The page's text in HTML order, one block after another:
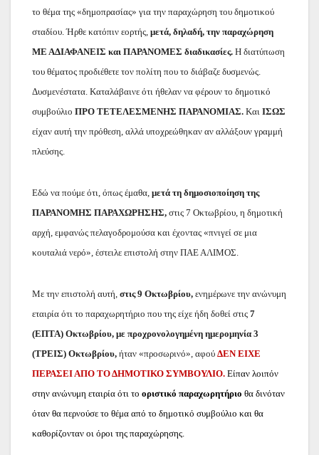
το θέμα της «δημοπρασίας» για την παραχώρηση του δημοτικού
σταδίου. Ήρθε κατόπιν εορτής, μετά, δηλαδή, την παραχώρηση
ΜΕ ΑΔΙΑΦΑΝΕΙΣ και ΠΑΡΑΝΟΜΕΣ διαδικασίες. Η διατύπωση
του θέματος προδιέθετε τον πολίτη που το διάβαζε δυσμενώς.
Δυσμενέστατα. Καταλάβαινε ότι ήθελαν να φέρουν το δημοτικό
συμβούλιο ΠΡΟ ΤΕΤΕΛΕΣΜΕΝΗΣ ΠΑΡΑΝΟΜΙΑΣ. Και ΙΣΩΣ
είχαν αυτή την πρόθεση, αλλά υποχρεώθηκαν αν αλλάξουν γραμμή
πλεύσης.
Εδώ να πούμε ότι, όπως έμαθα, μετά τη δημοσιοποίηση της
ΠΑΡΑΝΟΜΗΣ ΠΑΡΑΧΩΡΗΣΗΣ, στις 7 Οκτωβρίου, η δημοτική
αρχή, εμφανώς πελαγοδρομούσα και έχοντας «πνιγεί σε μια
κουταλιά νερό», έστειλε επιστολή στην ΠΑΕ ΑΛΙΜΟΣ.
Με την επιστολή αυτή, στις 9 Οκτωβρίου, ενημέρωνε την ανώνυμη
εταιρία ότι το παραχωρητήριο που της είχε ήδη δοθεί στις 7
(ΕΠΤΑ) Οκτωβρίου, με προχρονολογημένη ημερομηνία 3
(ΤΡΕΙΣ) Οκτωβρίου, ήταν «προσωρινό», αφού ΔΕΝ ΕΙΧΕ
ΠΕΡΑΣΕΙ ΑΠΟ ΤΟ ΔΗΜΟΤΙΚΟ ΣΥΜΒΟΥΛΙΟ. Είπαν λοιπόν
στην ανώνυμη εταιρία ότι το οριστικό παραχωρητήριο θα δινόταν
όταν θα περνούσε το θέμα από το δημοτικό συμβούλιο και θα
καθορίζονταν οι όροι της παραχώρησης.